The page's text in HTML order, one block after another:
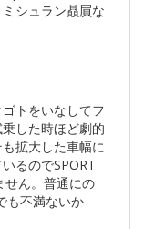
シュラン贔屓な
トをいなしてフ
した時ほど劇的
拡大した車幅に
るのでSPORT
せん。普通にの
も不満ないか